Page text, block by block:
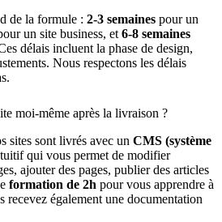
de la formule : 2-3 semaines pour un
un site business, et 6-8 semaines
délais incluent la phase de design,
Nous respectons les délais
moi-même après la livraison ?
sites sont livrés avec un CMS (système
qui vous permet de modifier
ajouter des pages, publier des articles
formation de 2h pour vous apprendre à
également une documentation